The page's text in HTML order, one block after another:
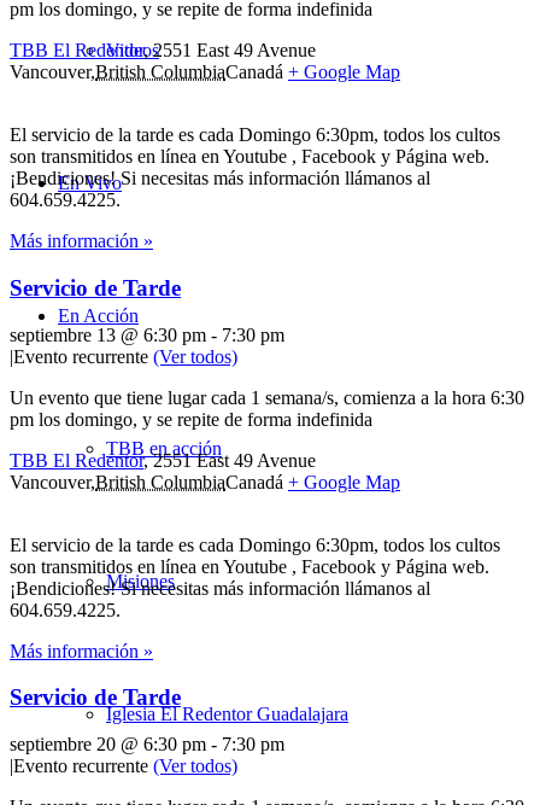
Videos
En Vivo
En Acción
TBB en acción
Misiones
Iglesia El Redentor Guadalajara
pm los domingo, y se repite de forma indefinida
TBB El Redentor,2551 East 49 Avenue
Vancouver,British ColumbiaCanadá + Google Map
El servicio de la tarde es cada Domingo 6:30pm, todos los cultos
son transmitidos en línea en Youtube , Facebook y Página web.
¡Bendiciones! Si necesitas más información llámanos al
604.659.4225.
Más información »
Servicio de Tarde
septiembre 13 @ 6:30 pm - 7:30 pm
|Evento recurrente (Ver todos)
Un evento que tiene lugar cada 1 semana/s, comienza a la hora 6:30
pm los domingo, y se repite de forma indefinida
TBB El Redentor,2551 East 49 Avenue
Vancouver,British ColumbiaCanadá + Google Map
El servicio de la tarde es cada Domingo 6:30pm, todos los cultos
son transmitidos en línea en Youtube , Facebook y Página web.
¡Bendiciones! Si necesitas más información llámanos al
604.659.4225.
Más información »
Servicio de Tarde
septiembre 20 @ 6:30 pm - 7:30 pm
|Evento recurrente (Ver todos)